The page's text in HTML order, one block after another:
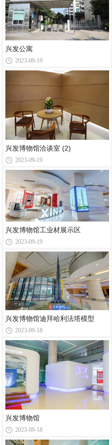
兴发公寓
2023-09-19
兴发博物馆洽谈室 (2)
2023-09-19
兴发博物馆工业材展示区
2023-09-19
兴发博物馆迪拜哈利法塔模型
2023-09-18
兴发博物馆
2023-09-18